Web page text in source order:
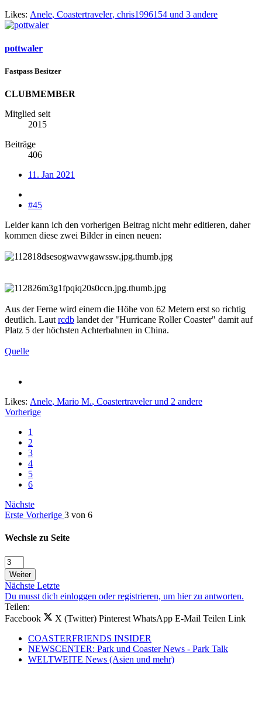
Likes: Anele, Coastertraveler, chris1996154 und 3 andere
pottwaler
Fastpass Besitzer
CLUBMEMBER
Mitglied seit
2015
Beiträge
406
11. Jan 2021
#45
Leider kann ich den vorherigen Beitrag nicht mehr editieren, daher
kommen diese zwei Bilder in einen neuen:
Aus der Ferne wird einem die Höhe von 62 Metern erst so richtig
deutlich. Laut rcdb landet der "Hurricane Roller Coaster" damit auf
Platz 5 der höchsten Achterbahnen in China.
Quelle
Likes: Anele, Mario M., Coastertravelerund 2 andere
Vorherige
1
2
3
4
5
6
Nächste
Erste Vorherige 3 von 6
Wechsle zu Seite
Weiter
Nächste Letzte
Du musst dich einloggen oder registrieren, um hier zu antworten.
Teilen:
Facebook
X (Twitter) Pinterest WhatsApp E-Mail Teilen Link
COASTERFRIENDS INSIDER
NEWSCENTER: Park und Coaster News - Park Talk
WELTWEITE News (Asien und mehr)